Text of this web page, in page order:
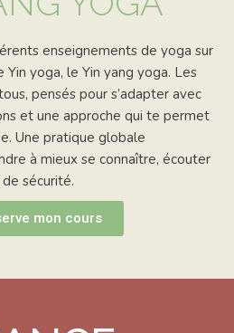
enseignements de yoga sur
Yin yoga, le Yin yang yoga. Les
pensés pour s’adapter avec
et une approche qui te permet
Une pratique globale
à mieux se connaître, écouter
sécurité.
mon cours